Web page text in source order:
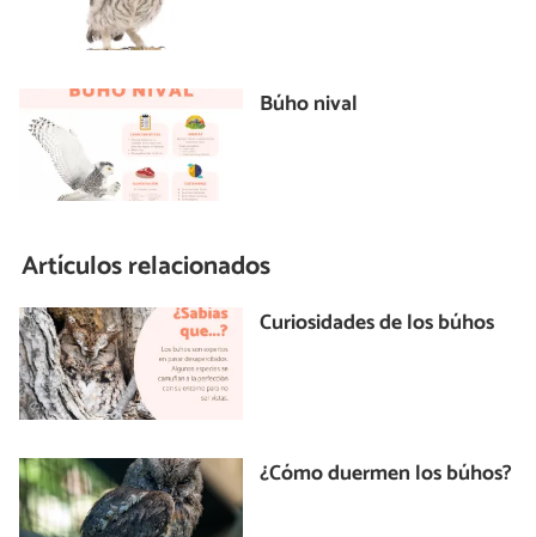
Búho nival
Artículos relacionados
Curiosidades de los búhos
¿Cómo duermen los búhos?